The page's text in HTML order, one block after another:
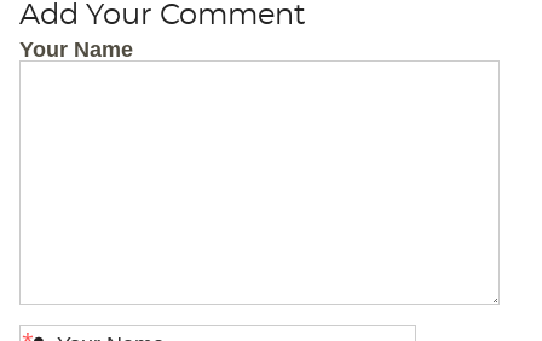
Add Your Comment
Your Name